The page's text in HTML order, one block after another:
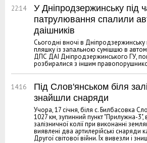
22:14
У Дніпродзержинську під
патрулювання спалили
даішників
Сьогодні вночі в
пляшку із запальною сумішшю в
ДПС ДАІ Дніпродзержинського ГУ,
розбиралися з іншим
14:16
Під Слов'янськом біля
знайшли снаряди
Учора, 17 січня, біля с. Билбасовка
1027 км, зупинний пункт "Прилужна-3",
залізничної колії при виконанні
виявлені два артилерійські снаряди
Другої світової війни. Їх вивезли і